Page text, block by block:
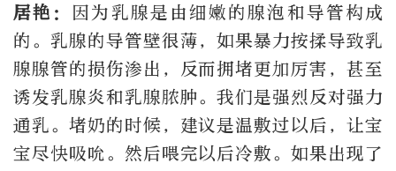
居艳： 因为乳腺是由细嫩的腺泡和导管构成
的。乳腺的导管壁很薄，如果暴力按揉导致乳
腺腺管的损伤渗出，反而拥堵更加厉害，甚至
诱发乳腺炎和乳腺脓肿。我们是强烈反对强力
通乳。堵奶的时候，建议是温敷过以后，让宝
宝尽快吸吮。然后喂完以后冷敷。如果出现了